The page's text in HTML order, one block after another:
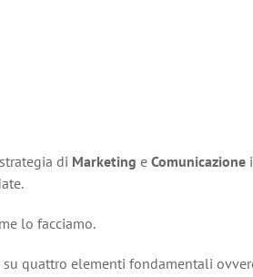
di Marketing e Comunicazione
lo facciamo.
quattro elementi fondamentali